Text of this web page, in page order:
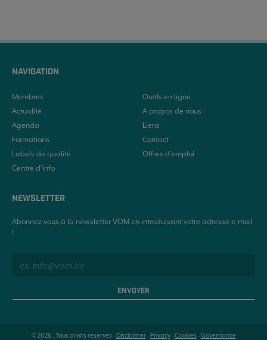
NAVIGATION
Membres
Actualité
Agenda
Formations
Labels de qualité
Centre d’info
Outils en ligne
A propos de nous
Liens
Contact
Offres d'emploi
NEWSLETTER
Abonnez-vous à la newsletter VOM en introduisant votre adresse e-mail
!
ENVOYER
© 2026 . Tous droits réservés -Disclaimer-Privacy-Cookies-Governance